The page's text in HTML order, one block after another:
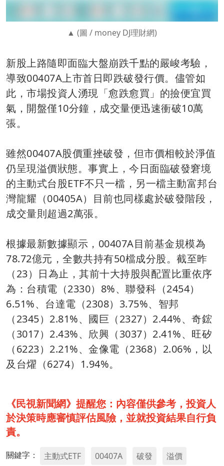
(圖 / money DJ理財網)
新股上路隨即面臨大盤崩跌千點的嚴峻考驗，
導致00407A上市首日即跌破發行價。儘管如
此，市場投資人湧現「愈跌愈買」的撿便宜買
氣，開盤僅10分鐘，成交量便迅速衝破10萬
張。
雖然00407A股價重挫破發，但市價相較於淨值
仍呈現溢價狀態。事實上，今日面臨破發窘境
的主動式台股ETF不只一檔，另一檔主動富邦台
灣龍耀（00405A）目前也同樣處於破發階段，
成交量則超過2萬張。
根據最新數據顯示，00407A目前基金規模為
78.72億元，全數共持有50檔成分股。截至昨
（23）日為止，其前十大持股與配置比重依序
為：台積電（2330）8%、聯發科（2454）
6.51%、台達電（2308）3.75%、智邦
（2345）2.81%、國巨（2327）2.44%、奇鋐
（3017）2.43%、欣興（3037）2.41%、旺矽
（6223）2.21%、金像電（2368）2.06%，以
及台燿（6274）1.94%。
《民視新聞網》提醒您：內容僅供參考，投資人
於決策時應審慎評估風險，並就投資結果自行負
責。
關鍵字： 主動式ETF 00407A 破發 溢價